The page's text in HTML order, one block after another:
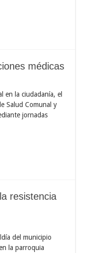
médicas
en la ciudadanía, el
Salud Comunal y
jornadas
resistencia
del municipio
la parroquia